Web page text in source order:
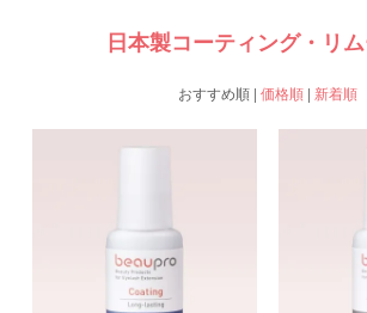
日本製コーティング・リ
おすすめ順| 価格順| 新着順